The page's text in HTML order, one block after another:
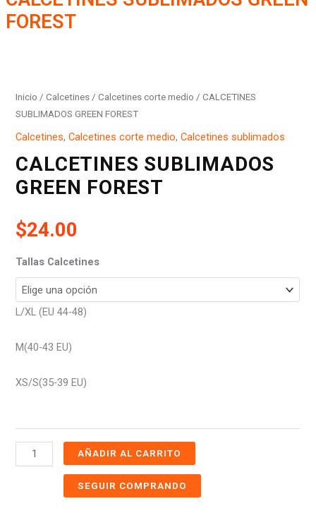
FOREST
Inicio /Calcetines /Calcetines corte medio / CALCETINES
SUBLIMADOS GREEN FOREST
Calcetines,Calcetines corte medio,Calcetines sublimados
CALCETINES SUBLIMADOS
GREEN FOREST
$24.00
Tallas Calcetines
L/XL (EU 44-48)
M(40-43 EU)
XS/S(35-39 EU)
GREEN
FOREST
cantidad
AÑADIR AL CARRITO
SEGUIR COMPRANDO